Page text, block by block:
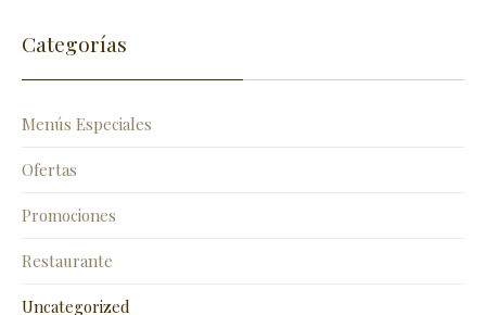
Categorías
Menús Especiales
Ofertas
Promociones
Restaurante
Uncategorized